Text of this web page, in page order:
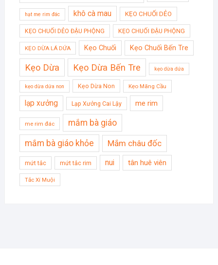
hạt me rim đác khô cà mau KẸO CHUỐI DẺO
KẸO CHUỐI DẺO ĐẬU PHỘNG KẸO CHUỐI ĐẬU PHỘNG
KẸO DỪA LÁ DỨA Kẹo Chuối Kẹo Chuối Bến Tre
Kẹo Dừa Kẹo Dừa Bến Tre kẹo dừa dứa
kẹo dừa dứa non Kẹo Dừa Non Kẹo Mãng Cầu
lạp xưởng Lạp Xưởng Cai Lậy me rim
me rim đác mắm bà giáo
mắm bà giáo khỏe Mắm châu đốc
mứt tắc mứt tắc rim nui tân huê viên
Tắc Xí Muội